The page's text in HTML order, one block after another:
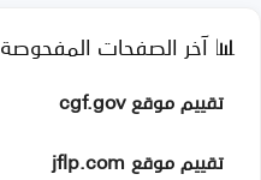
📊 آخر الصفحات المفحوصة
تقييم موقع cgf.gov
تقييم موقع jflp.com